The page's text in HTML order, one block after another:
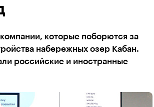
которые поборются за
набережных озер Кабан.
российские и иностранные